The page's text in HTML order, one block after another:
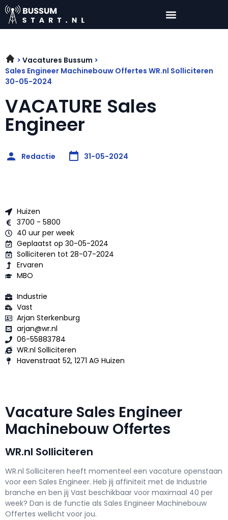
Vacatures Bussum
Sales Engineer Machinebouw Offertes WR.nl Solliciteren
30-05-2024
VACATURE Sales
Engineer
Redactie 31-05-2024
Huizen
3700 - 5800
40 uur per week
Geplaatst op 30-05-2024
Solliciteren tot 28-07-2024
Ervaren
MBO
Industrie
Vast
Arjan Sterkenburg
arjan@wr.nl
06-55883784
WR.nl Solliciteren
Havenstraat 52, 1271 AG Huizen
Vacature Sales Engineer
Machinebouw Offertes
WR.nl Solliciteren
WR.nl Solliciteren heeft momenteel een vacature openstaan
voor een Sales Engineer. Heb jij affiniteit met de Industrie
branche en ben jij Vast beschikbaar voor maximaal 40 per
week? Dan is de functie als Sales Engineer Machinebouw
Offertes wellicht voor jou.